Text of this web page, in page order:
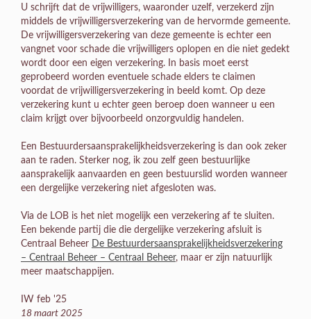
U schrijft dat de vrijwilligers, waaronder uzelf, verzekerd zijn
middels de vrijwilligersverzekering van de hervormde gemeente.
De vrijwilligersverzekering van deze gemeente is echter een
vangnet voor schade die vrijwilligers oplopen en die niet gedekt
wordt door een eigen verzekering. In basis moet eerst
geprobeerd worden eventuele schade elders te claimen
voordat de vrijwilligersverzekering in beeld komt. Op deze
verzekering kunt u echter geen beroep doen wanneer u een
claim krijgt over bijvoorbeeld onzorgvuldig handelen.
Een Bestuurdersaansprakelijkheidsverzekering is dan ook zeker
aan te raden. Sterker nog, ik zou zelf geen bestuurlijke
aansprakelijk aanvaarden en geen bestuurslid worden wanneer
een dergelijke verzekering niet afgesloten was.
Via de LOB is het niet mogelijk een verzekering af te sluiten.
Een bekende partij die die dergelijke verzekering afsluit is
Centraal Beheer De Bestuurdersaansprakelijkheidsverzekering
– Centraal Beheer – Centraal Beheer, maar er zijn natuurlijk
meer maatschappijen.
IW feb '25
18 maart 2025